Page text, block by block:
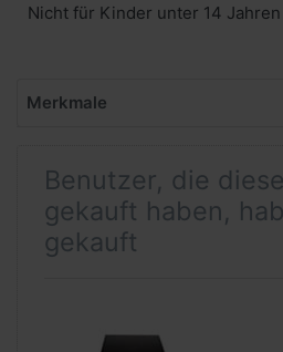
Nicht für Kinder unter 14
Merkmale
Benutzer, die
gekauft haben,
gekauft